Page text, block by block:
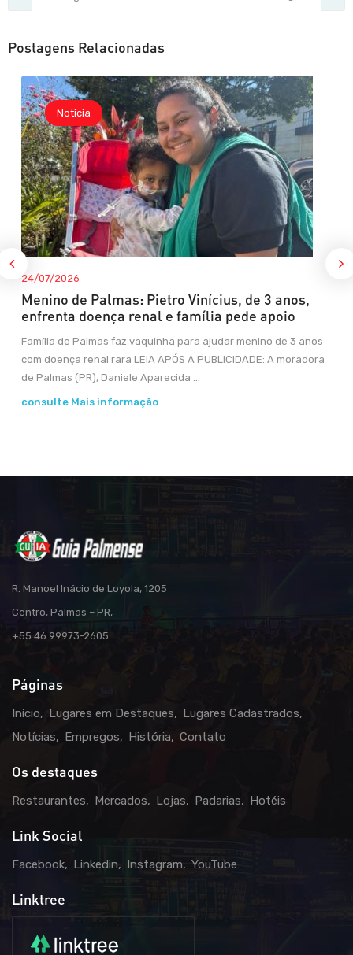
Postagens Relacionadas
Noticia
24/07/2026
Menino de Palmas: Pietro Vinícius, de 3 anos,
enfrenta doença renal e família pede apoio
Família de Palmas faz vaquinha para ajudar menino de 3 anos
com doença renal rara LEIA APÓS A PUBLICIDADE: A moradora
de Palmas (PR), Daniele Aparecida ...
consulte Mais informação
R. Manoel Inácio de Loyola, 1205
Centro, Palmas – PR,
+55 46 99973-2605
Páginas
Início Lugares em Destaques
Lugares Cadastrados
Notícias
Empregos História Contato
Os destaques
Restaurantes Mercados Lojas Padarias Hotéis
Link Social
Facebook Linkedin Instagram YouTube
Linktree